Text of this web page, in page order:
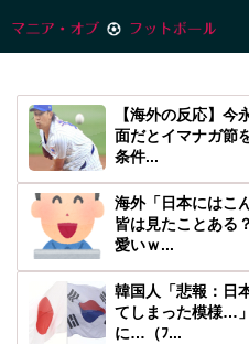
【海外の反応】
面だとイマナガ節
条件...
海外「日本にはこ
皆は見たことある
愛いｗ...
韓国人「悲報：日
てしまった模様…
に…（ﾌ...